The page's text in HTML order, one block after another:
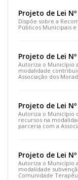
Projeto de Lei
Dispõe sobre a
Públicos Municipais
Projeto de Lei
Autoriza o Município
modalidade
Associação dos
Projeto de Lei
Autoriza o Município
recursos na
parceria com a
Projeto de Lei
Autoriza o Município
modalidade
Comunidade